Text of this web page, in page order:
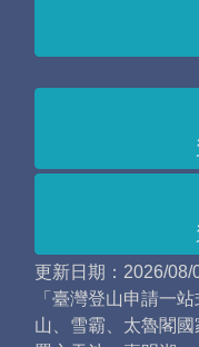
更新日期：2026/08/
「臺灣登山申請一
山、雪霸、太魯閣國